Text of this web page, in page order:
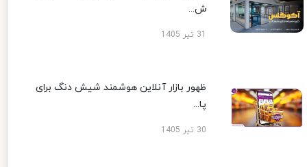
ش...
ظهور بازار آنلاین هوشمند شیش دنگ برای
پا...
30 تیر 1405